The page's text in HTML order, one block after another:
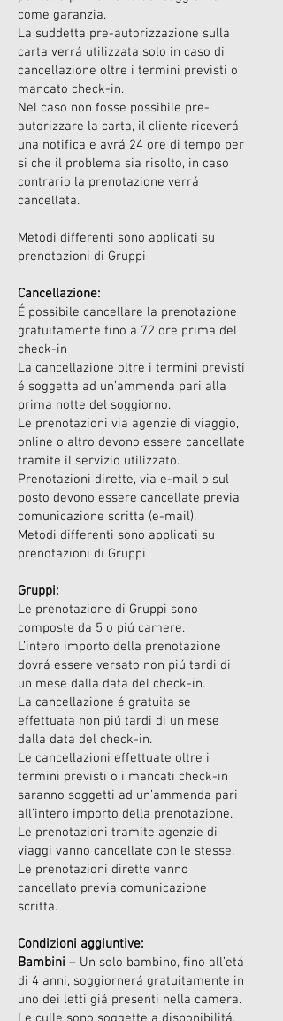
come garanzia.
La suddetta pre-autorizzazione sulla
carta verrá utilizzata solo in caso di
cancellazione oltre i termini previsti o
mancato check-in.
Nel caso non fosse possibile pre-
autorizzare la carta, il cliente riceverá
una notifica e avrá 24 ore di tempo per
si che il problema sia risolto, in caso
contrario la prenotazione verrá
cancellata.
Metodi differenti sono applicati su
prenotazioni di Gruppi
Cancellazione:
É possibile cancellare la prenotazione
gratuitamente fino a 72 ore prima del
check-in
La cancellazione oltre i termini previsti
é soggetta ad un’ammenda pari alla
prima notte del soggiorno.
Le prenotazioni via agenzie di viaggio,
online o altro devono essere cancellate
tramite il servizio utilizzato.
Prenotazioni dirette, via e-mail o sul
posto devono essere cancellate previa
comunicazione scritta (e-mail).
Metodi differenti sono applicati su
prenotazioni di Gruppi
Gruppi:
Le prenotazione di Gruppi sono
composte da 5 o piú camere.
L’intero importo della prenotazione
dovrá essere versato non piú tardi di
un mese dalla data del check-in.
La cancellazione é gratuita se
effettuata non piú tardi di un mese
dalla data del check-in.
Le cancellazioni effettuate oltre i
termini previsti o i mancati check-in
saranno soggetti ad un’ammenda pari
all’intero importo della prenotazione.
Le prenotazioni tramite agenzie di
viaggi vanno cancellate con le stesse.
Le prenotazioni dirette vanno
cancellato previa comunicazione
scritta.
Condizioni aggiuntive:
Bambini – Un solo bambino, fino all’etá
di 4 anni, soggiornerá gratuitamente in
uno dei letti giá presenti nella camera.